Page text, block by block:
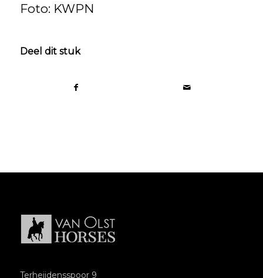
Foto: KWPN
Deel dit stuk
Terheijdensspoor 9